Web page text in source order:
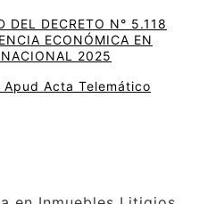
DEL DECRETO N° 5.118
ECONÓMICA EN
2025
Acta Telemático